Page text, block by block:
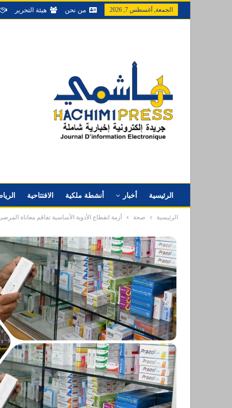
الجمعة, أغسطس 7, 2026 من نحن هيئة التحرير
الرئيسية أخبار أنشطة ملكية الافتتاحية
الرئيسية صحة أزمة انقطاع الأدوية الأساسية تفاقم معاناة